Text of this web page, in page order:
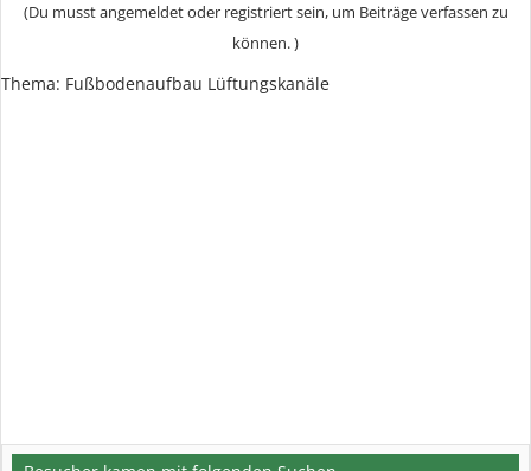
(Du musst angemeldet oder registriert sein, um Beiträge verfassen zu
können. )
Thema: Fußbodenaufbau Lüftungskanäle